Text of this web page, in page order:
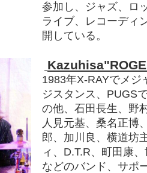
参加し、ジャズ、ロ
ライブ、レコーディ
開している。
1983年X-RAYでメジ
ジスタンス、PUGS
の他、石田長生、野
人見元基、桑名正博
郎、加川良、横道坊
ィ、D.T.R、町田康
などのバンド、サポ